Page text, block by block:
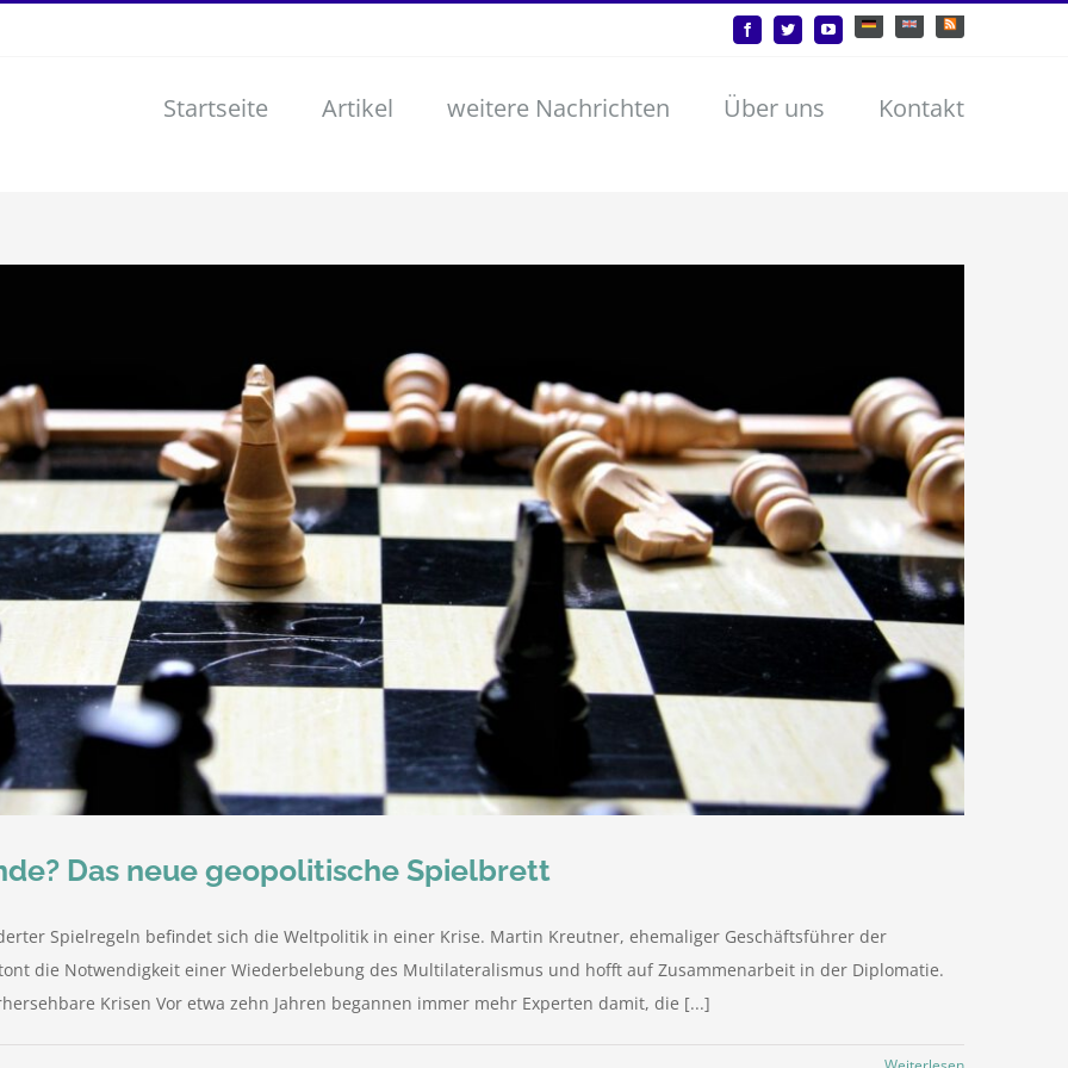
FacebookTwitterYouTubeDeutschEnglish Benutzerdefiniert
Startseite Artikel weitere Nachrichten Über uns Kontakt
Das neue geopolitische Spielbrett
Spielregeln befindet sich die Weltpolitik in einer Krise. Martin Kreutner, ehemaliger Geschäftsführer der
die Notwendigkeit einer Wiederbelebung des Multilateralismus und hofft auf Zusammenarbeit in der Diplomatie.
Krisen Vor etwa zehn Jahren begannen immer mehr Experten damit, die [...]